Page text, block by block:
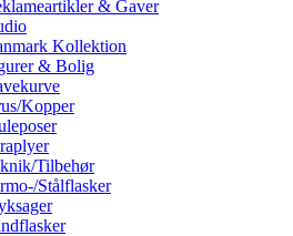
& Gaver
Kollektion
& Bolig
Kopper
Tilbehør
Stålflasker